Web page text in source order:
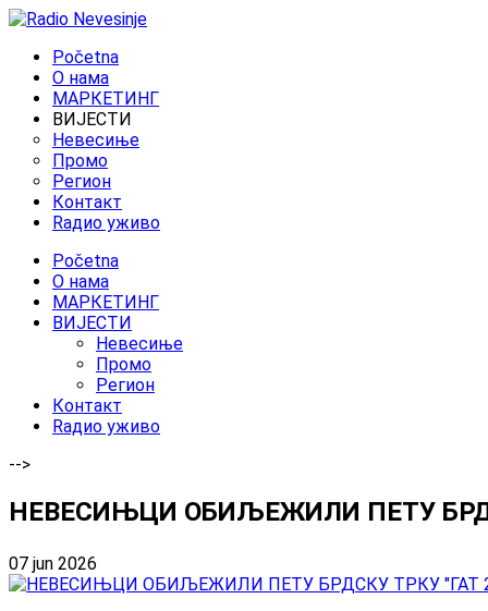
Početna
O нама
МАРКЕТИНГ
ВИЈЕСТИ
Невесиње
Промо
Регион
Контакт
Rадио уживо
Početna
O нама
МАРКЕТИНГ
ВИЈЕСТИ
Невесиње
Промо
Регион
Контакт
Rадио уживо
-->
НЕВЕСИЊЦИ ОБИЉЕЖИЛИ ПЕТУ
07 jun 2026